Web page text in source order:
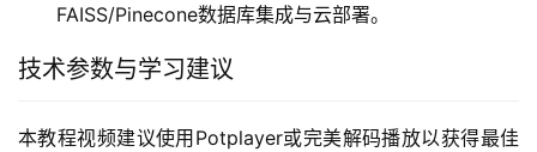
FAISS/Pinecone数据库集成与云部署。
技术参数与学习建议
本教程视频建议使用Potplayer或完美解码播放以获得最佳